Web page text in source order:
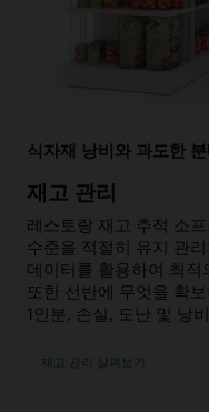
식자재 낭비와 과도한
재고 관리
레스토랑 재고 추적 소
수준을 적절히 유지 관
데이터를 활용하여 최적
또한 선반에 무엇을 확
1인분, 손실, 도난 및 낭
재고 관리 살펴보기